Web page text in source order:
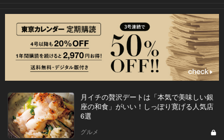
月イチの贅沢デートは「本気で美味しい銀
座の和食」がいい！しっぽり寛げる人気店
6選
グルメ